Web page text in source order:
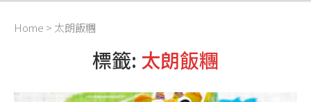
Home > 太朗飯糰
標籤: 太朗飯糰